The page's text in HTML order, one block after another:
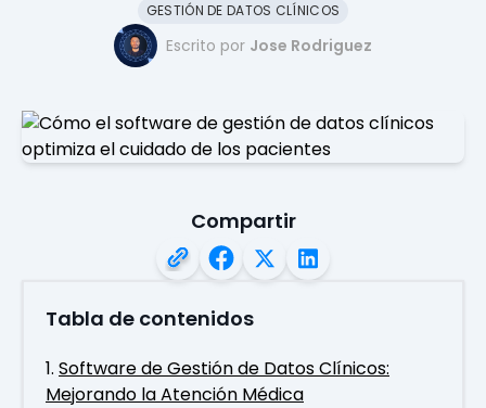
GESTIÓN DE DATOS CLÍNICOS
Escrito por Jose Rodriguez
Compartir
Tabla de contenidos
Software de Gestión de Datos Clínicos:
Mejorando la Atención Médica